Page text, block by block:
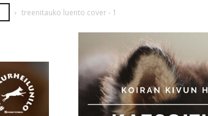
treenitauko luento cover - 1